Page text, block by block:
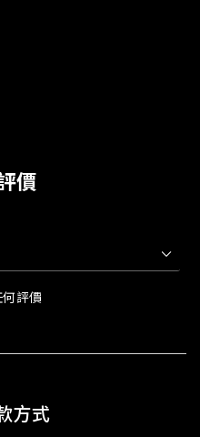
價
評價
方式